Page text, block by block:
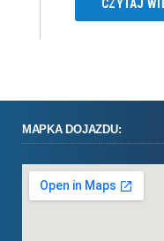
CZYTAJ
MAPKA DOJAZDU: